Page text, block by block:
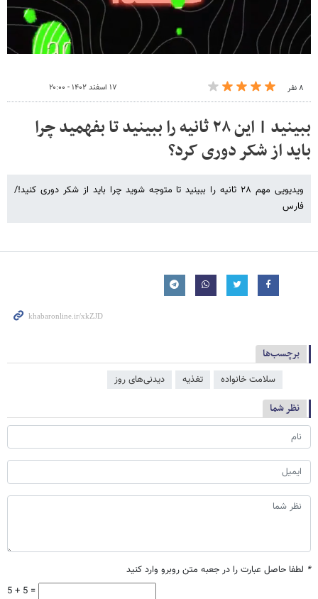
۸ نفر ۱۷ اسفند ۱۴۰۲ - ۲۰:۰۰
ببینید | این ۲۸ ثانیه را ببینید تا بفهمید چرا
باید از شکر دوری کرد؟
ویدیویی مهم ۲۸ ثانیه را ببینید تا متوجه شوید چرا باید از شکر دوری کنید!/
فارس
برچسب‌ها
سلامت خانواده تغذیه دیدنی‌های روز
نظر شما
* لطفا حاصل عبارت را در جعبه متن روبرو وارد کنید
5 + 5 =